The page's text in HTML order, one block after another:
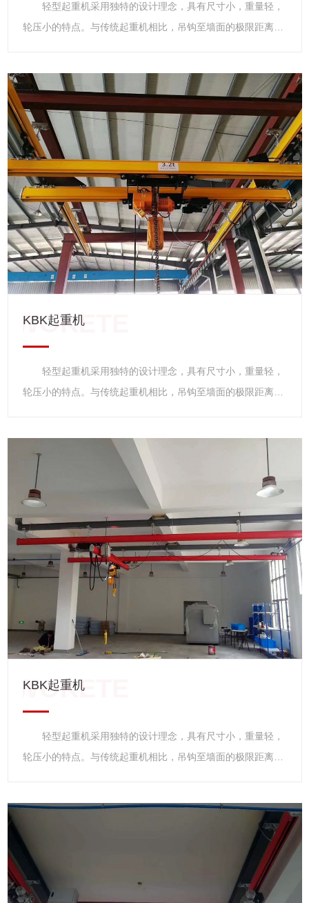
轻型起重机采用独特的设计理念，具有尺寸小，重量轻，
轮压小的特点。与传统起重机相比，吊钩至墙面的极限距离
房可以设计的更小，功能更齐全。 轻型起重机 轻型起
重机主要指CD1、MD1型系列钢丝绳电动葫芦系在原CD、MD
型基础上的改进型产品。它具有结构紧凑、轻巧、安全可靠、
零部件通用程度大，互换性强、起重能力高、维修方便等特
点，是用途广泛，深受欢迎的轻型起重设备。 该葫芦有固
定式和小车式两类。固定式按固定支脚在上、下、左、右位置
不同又分为A1、A2、A3、A4四种型式，可直接安装在构架上
使用，小车式具有运行功能，可安装在轨道上使用。CD1型为
单速起升，MD1为常速和慢速两档起升。
KBK起重机
轻型起重机采用独特的设计理念，具有尺寸小，重量轻，
轮压小的特点。与传统起重机相比，吊钩至墙面的极限距离
房可以设计的更小，功能更齐全。 轻型起重机 轻型起
重机主要指CD1、MD1型系列钢丝绳电动葫芦系在原CD、MD
型基础上的改进型产品。它具有结构紧凑、轻巧、安全可靠、
零部件通用程度大，互换性强、起重能力高、维修方便等特
点，是用途广泛，深受欢迎的轻型起重设备。 该葫芦有固
定式和小车式两类。固定式按固定支脚在上、下、左、右位置
不同又分为A1、A2、A3、A4四种型式，可直接安装在构架上
使用，小车式具有运行功能，可安装在轨道上使用。CD1型为
单速起升，MD1为常速和慢速两档起升。
KBK起重机
轻型起重机采用独特的设计理念，具有尺寸小，重量轻，
轮压小的特点。与传统起重机相比，吊钩至墙面的极限距离
房可以设计的更小，功能更齐全。 轻型起重机 轻型起
重机主要指CD1、MD1型系列钢丝绳电动葫芦系在原CD、MD
型基础上的改进型产品。它具有结构紧凑、轻巧、安全可靠、
零部件通用程度大，互换性强、起重能力高、维修方便等特